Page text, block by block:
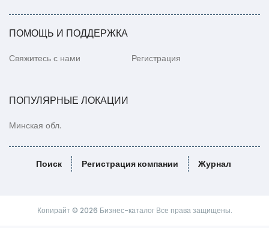
ПОМОЩЬ И ПОДДЕРЖКА
Свяжитесь с нами Регистрация
ПОПУЛЯРНЫЕ ЛОКАЦИИ
Минская обл.
Поиск Регистрация компании Журнал
Копирайт © 2026 Бизнес-каталог Все права защищены.